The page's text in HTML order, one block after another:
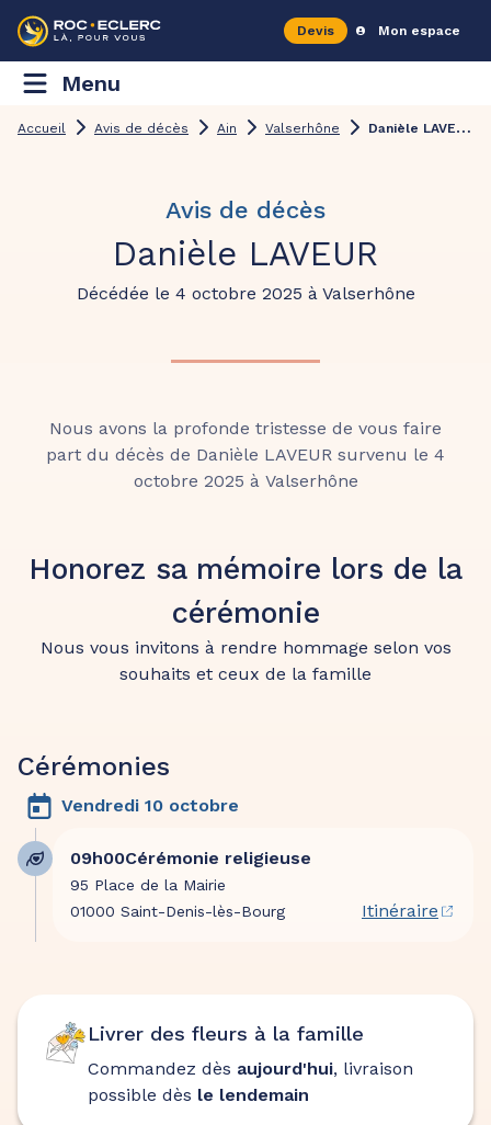
Devis Mon espace
Menu
Accueil Avis de décès Ain Valserhône D
anièle LAVEUR
Avis de décès
Danièle LAVEUR
Décédée le 4 octobre 2025 à Valserhône
Nous avons la profonde tristesse de vous faire
part du décès de Danièle LAVEUR survenu le 4
octobre 2025 à Valserhône
Honorez sa mémoire lors de la
cérémonie
Nous vous invitons à rendre hommage selon vos
souhaits et ceux de la famille
Cérémonies
Vendredi 10 octobre
09h00Cérémonie religieuse
95 Place de la Mairie
01000 Saint-Denis-lès-Bourg
Itinéraire
Livrer des fleurs à la famille
Commandez dès aujourd'hui, livraison
possible dès le lendemain